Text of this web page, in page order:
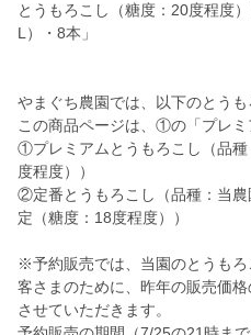
とうもろこし（糖度：20度程度
L）・8本」
やまぐち農園では、以下のとうも
この商品ページは、①の「プレミ
①プレミアムとうもろこし（品
度程度））
②定番とうもろこし（品種：当
定（糖度：18度程度））
※予約販売では、当園のとうも
客さまのために、昨年の販売価
させていただきます。